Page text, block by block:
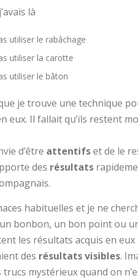
là
utiliser le rabâchage
utiliser la carotte
utiliser le bâton
je trouve une technique
eux. Il fallait qu’ils restent
d’être attentifset de le
des résultats
habituelles et je ne
bonbon, un bon point ou
les résultats acquis en
des résultats visibles.
mystérieux quand on